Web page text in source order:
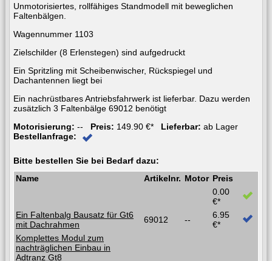
Unmotorisiertes, rollfähiges Standmodell mit beweglichen
Faltenbälgen.
Wagennummer 1103
Zielschilder (8 Erlenstegen) sind aufgedruckt
Ein Spritzling mit Scheibenwischer, Rückspiegel und
Dachantennen liegt bei
Ein nachrüstbares Antriebsfahrwerk ist lieferbar. Dazu werden
zusätzlich 3 Faltenbälge 69012 benötigt
Motorisierung: -- Preis: 149.90 €* Lieferbar: ab Lager
Bestellanfrage:
Bitte bestellen Sie bei Bedarf dazu:
Name
Artikelnr. Motor Preis
0.00
€*
Ein Faltenbalg Bausatz für Gt6
mit Dachrahmen
69012 --
6.95
€*
Komplettes Modul zum
nachträglichen Einbau in
Adtranz Gt8